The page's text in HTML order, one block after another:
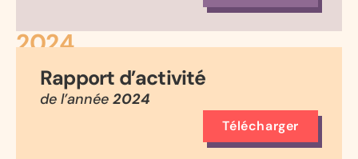
2024
Rapport d’activité
de l’année 2024
Télécharger